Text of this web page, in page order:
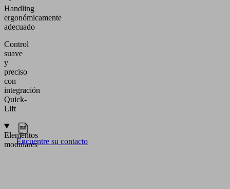
Handling
ergonómicamente
adecuado
Control
suave
y
preciso
con
integración
Quick-
Lift
Elementos
modulares
Encuentre su contacto